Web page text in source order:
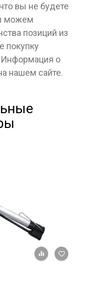
вы не будете
можем
позиций из
покупку
о
нашем сайте.
+ К